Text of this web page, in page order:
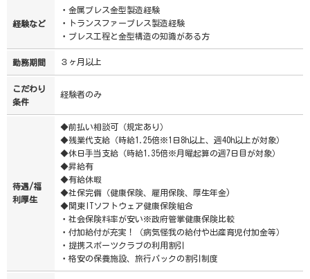
経験など
・金属プレス金型製造経験
・トランスファープレス製造経験
・プレス工程と金型構造の知識がある方
勤務期間 ３ヶ月以上
こだわり
条件
経験者のみ
待遇/福
利厚生
◆前払い相談可（規定あり）
◆残業代支給（時給1.25倍※1日8h以上、週40h以上が対象）
◆休日手当支給（時給1.35倍※月曜起算の週7日目が対象）
◆昇給有
◆有給休暇
◆社保完備（健康保険、雇用保険、厚生年金)
◆関東ITソフトウェア健康保険組合
・社会保険料率が安い※政府管掌健康保険比較
・付加給付が充実！（病気怪我の給付や出産育児付加金等）
・提携スポーツクラブの利用割引
・格安の保養施設、旅行パックの割引制度